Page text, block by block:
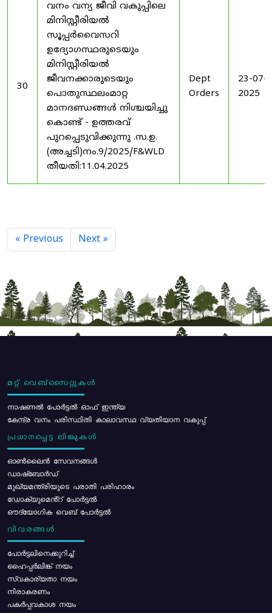
30
വനം വന്യ ജീവി വകുപ്പിലെ
മിനിസ്റ്റീരിയൽ
സൂപ്പർവൈസറി
ഉദ്യോഗസ്ഥരുടെയും
മിനിസ്റ്റീരിയൽ
ജീവനക്കാരുടെയും
പൊതുസ്ഥലംമാറ്റ
മാനദണ്ഡങ്ങൾ നിശ്ചയിച്ചു
കൊണ്ട് - ഉത്തരവ്
പുറപ്പെടുവിക്കുന്നു .സ.ഉ.
(അച്ചടി)നം.9/2025/F&WLD
തീയതി:11.04.2025
Dept
Orders
23-07-
2025
« Previous Next »
മറ്റ് വെബ്സൈറ്റുകൾ
നാഷണൽ പോർട്ടൽ ഓഫ് ഇന്ത്യ
കേന്ദ്ര വനം പരിസ്ഥിതി കാലാവസ്ഥ വ്യതിയാന വകുപ്പ്
പ്രധാനപ്പെട്ട ലിങ്കുകൾ
ഓൺലൈൻ സേവനങ്ങൾ
ഡാഷ്ബോർഡ്
മുഖ്യമന്ത്രിയുടെ പരാതി പരിഹാരം
ഡോക്യുമെൻ്റ് പോർട്ടൽ
ഔദ്യോഗിക വെബ് പോർട്ടൽ
വിവരങ്ങൾ
പോര്‍ട്ടലിനെക്കുറിച്ച്
ഹൈപ്പർലിങ്ക് നയം
സ്വകാര്യതാ നയം
നിരാകരണം
പകർപ്പവകാശ നയം